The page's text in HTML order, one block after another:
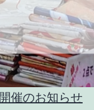
催のお知らせ